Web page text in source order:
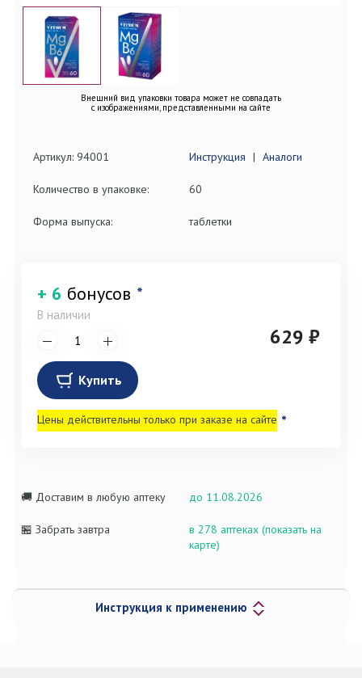
Внешний вид упаковки товара может не совпадать
с изображениями, представленными на сайте
Артикул: 94001 Инструкция | Аналоги
Количество в упаковке: 60
Форма выпуска: таблетки
+ 6 бонусов *
В наличии
629 ₽
Купить
Цены действительны только при заказе на сайте *
🚚 Доставим в любую аптеку до 11.08.2026
🏪 Забрать завтра
в 278 аптеках (показать на
карте)
Инструкция к применению